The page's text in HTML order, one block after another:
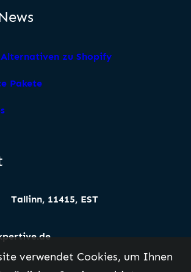
zu Shopify
Pakete
Tallinn, 11415, EST
verwendet Cookies, um Ihnen